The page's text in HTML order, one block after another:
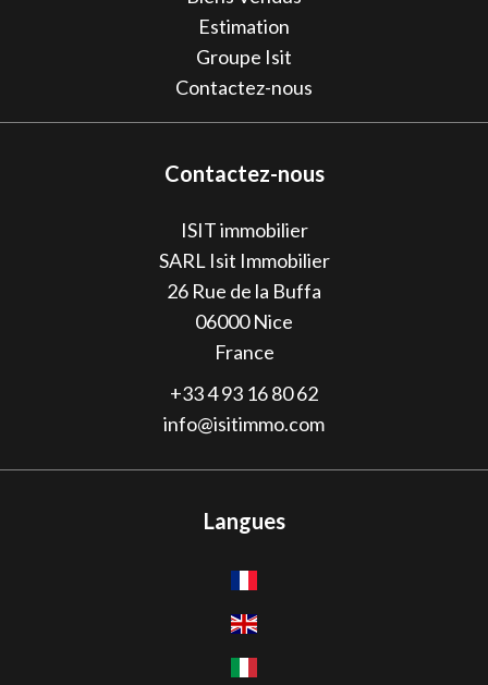
Estimation
Groupe Isit
Contactez-nous
Contactez-nous
ISIT immobilier
SARL Isit Immobilier
26 Rue de la Buffa
06000Nice
France
+33 4 93 16 80 62
info@isitimmo.com
Langues